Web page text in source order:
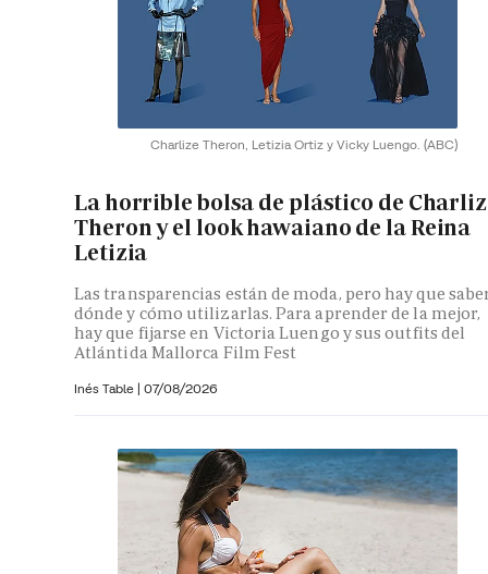
Charlize Theron, Letizia Ortiz y Vicky Luengo. (ABC)
La horrible bolsa de plástico de
Theron y el look hawaiano de la Reina
Letizia
Las transparencias están de moda, pero hay que
dónde y cómo utilizarlas. Para aprender de la mejor,
hay que fijarse en Victoria Luengo y sus outfits del
Atlántida Mallorca Film Fest
Inés Table | 07/08/2026